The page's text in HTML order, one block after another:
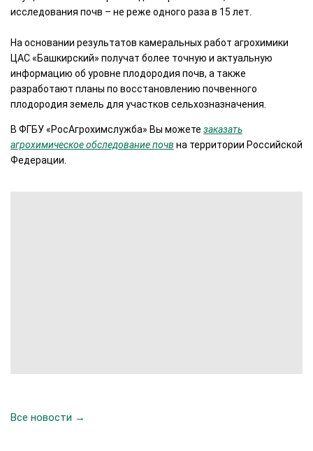
исследования почв – не реже одного раза в 15 лет.
На основании результатов камеральных работ агрохимики
ЦАС «Башкирский» получат более точную и актуальную
информацию об уровне плодородия почв, а также
разработают планы по восстановлению почвенного
плодородия земель для участков сельхозназначения.
В ФГБУ «РосАгрохимслужба» Вы можете заказать
агрохимическое обследование почв на территории Российской
Федерации.
Все новости →